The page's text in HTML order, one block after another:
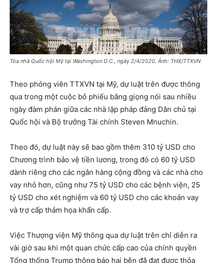
Tòa nhà Quốc hội Mỹ tại Washington D.C., ngày 2/4/2020. Ảnh: THX/TTXVN
Theo phóng viên TTXVN tại Mỹ, dự luật trên được thông
qua trong một cuộc bỏ phiếu bằng giọng nói sau nhiều
ngày đàm phán giữa các nhà lập pháp đảng Dân chủ tại
Quốc hội và Bộ trưởng Tài chính Steven Mnuchin.
Theo đó, dự luật này sẽ bao gồm thêm 310 tỷ USD cho
Chương trình bảo vệ tiền lương, trong đó có 60 tỷ USD
dành riêng cho các ngân hàng cộng đồng và các nhà cho
vay nhỏ hơn, cũng như 75 tỷ USD cho các bệnh viện, 25
tỷ USD cho xét nghiệm và 60 tỷ USD cho các khoản vay
và trợ cấp thảm họa khẩn cấp.
Việc Thượng viện Mỹ thông qua dự luật trên chỉ diễn ra
vài giờ sau khi một quan chức cấp cao của chính quyền
Tổng thống Trump thông báo hai bên đã đạt được thỏa